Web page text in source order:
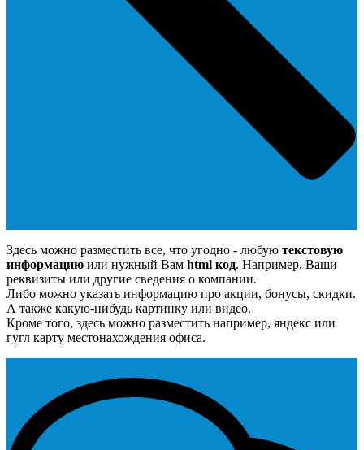
Здесь можно разместить все, что угодно - любую текстовую
информацию или нужный Вам html код. Например, Ваши
реквизиты или другие сведения о компании.
Либо можно указать информацию про акции, бонусы, скидки.
А также какую-нибудь картинку или видео.
Кроме того, здесь можно разместить например, яндекс или
гугл карту местонахождения офиса.